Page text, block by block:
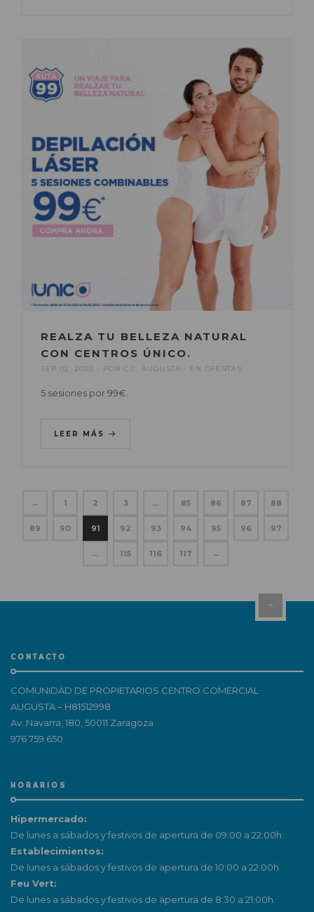
REALZA TU BELLEZA NATURAL
CON CENTROS ÚNICO.
SEP 02, 2020 POR C.C. AUGUSTA EN OFERTAS
5 sesiones por 99€.
LEER MÁS
← 1 2 3 … 85 86 87 88
89 90 91 92 93 94 95 96 97
… 115 116 117 →
CONTACTO
COMUNIDAD DE PROPIETARIOS CENTRO COMERCIAL
AUGUSTA – H81512998
Av. Navarra, 180, 50011 Zaragoza
976 759 650
HORARIOS
Hipermercado:
De lunes a sábados y festivos de apertura de 09:00 a 22:00h.
Establecimientos:
De lunes a sábados y festivos de apertura de 10:00 a 22:00h.
Feu Vert:
De lunes a sábados y festivos de apertura de 8:30 a 21:00h.